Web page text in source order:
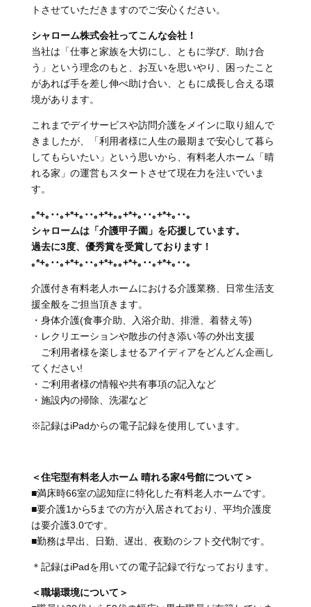
トさせていただきますのでご安心ください。
シャローム株式会社ってこんな会社！
当社は「仕事と家族を大切にし、ともに学び、助け合
う」という理念のもと、お互いを思いやり、困ったこと
があれば手を差し伸べ助け合い、ともに成長し合える環
境があります。
これまでデイサービスや訪問介護をメインに取り組んで
きましたが、「利用者様に人生の最期まで安心して暮ら
してもらいたい」という思いから、有料老人ホーム「晴
れる家」の運営もスタートさせて現在力を注いでいま
す。
｡*+｡･･｡+*+｡･･｡+*+｡｡+*+｡･･｡+*+｡･･｡
シャロームは「介護甲子園」を応援しています。
過去に3度、優秀賞を受賞しております！
｡*+｡･･｡+*+｡･･｡+*+｡｡+*+｡･･｡+*+｡･･｡
介護付き有料老人ホームにおける介護業務、日常生活支
援全般をご担当頂きます。
・身体介護(食事介助、入浴介助、排泄、着替え等)
・レクリエーションや散歩の付き添い等の外出支援
ご利用者様を楽しませるアイディアをどんどん企画し
てください!
・ご利用者様の情報や共有事項の記入など
・施設内の掃除、洗濯など
※記録はiPadからの電子記録を使用しています。
＜住宅型有料老人ホーム 晴れる家4号館について＞
■満床時66室の認知症に特化した有料老人ホームです。
■要介護1から5までの方が入居されており、平均介護度
は要介護3.0です。
■勤務は早出、日勤、遅出、夜勤のシフト交代制です。
＊記録はiPadを用いての電子記録で行なっております。
＜職場環境について＞